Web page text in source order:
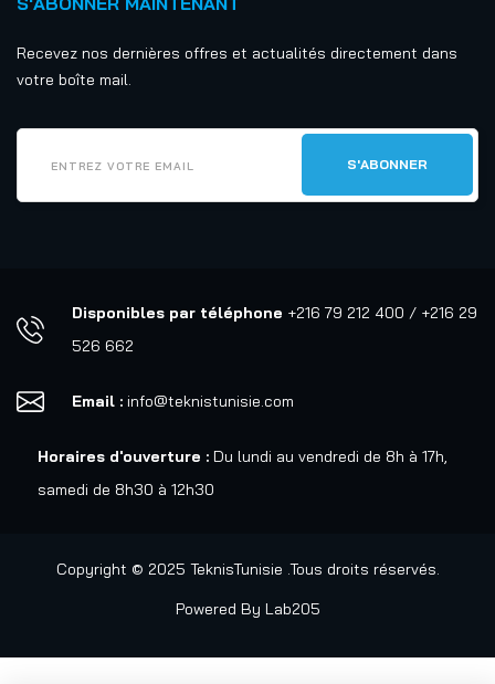
Recevez nos dernières offres et actualités directement dans
votre boîte mail.
Disponibles par téléphone +216 79 212 400 / +216 29
526 662
Email : info@teknistunisie.com
Horaires d'ouverture : Du lundi au vendredi de 8h à 17h,
samedi de 8h30 à 12h30
Copyright © 2025 TeknisTunisie .Tous droits réservés.
Powered By Lab205